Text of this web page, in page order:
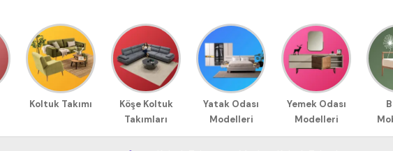
Koltuk Takımı
Köşe Koltuk
Takımları
Yatak Odası
Modelleri
Yemek Odası
Modelleri